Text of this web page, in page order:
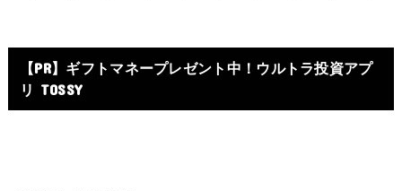
【PR】ギフトマネープレゼント中！ウルトラ投資アプ
リ TOSSY